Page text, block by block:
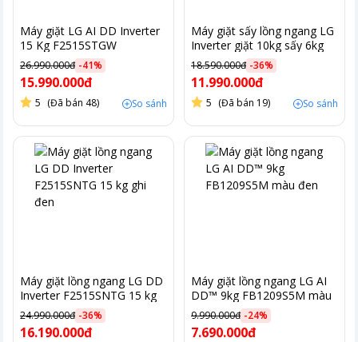
Máy giặt LG AI DD Inverter
15 Kg F2515STGW
26.990.000đ -41%
15.990.000đ
5 (Đã bán 48) So sánh
Máy giặt sấy lồng ngang LG
Inverter giặt 10kg sấy 6kg
FV1410D4W1
18.590.000đ -36%
11.990.000đ
5 (Đã bán 19) So sánh
Máy giặt lồng ngang LG DD
Inverter F2515SNTG 15 kg
ghi đen
24.990.000đ -36%
16.190.000đ
Máy giặt lồng ngang LG AI
DD™ 9kg FB1209S5M màu
đen
9.990.000đ -24%
7.690.000đ